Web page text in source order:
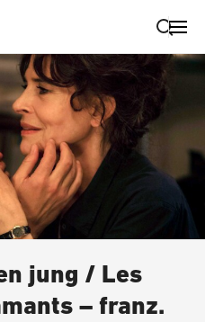
Suche schließen
erhalten
jung / Les
– franz.